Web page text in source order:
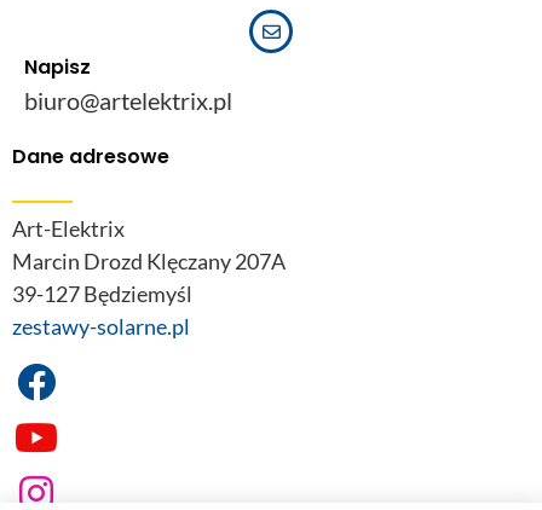
Napisz
biuro@artelektrix.pl
Dane adresowe
Art-Elektrix
Marcin Drozd Klęczany 207A
39-127 Będziemyśl
zestawy-solarne.pl